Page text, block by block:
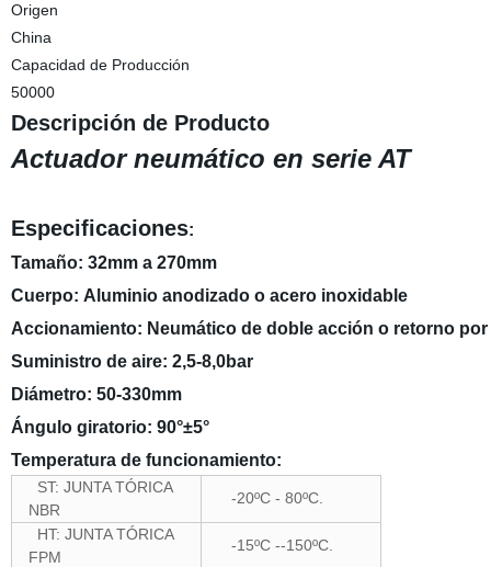
Origen
China
Capacidad de Producción
50000
Descripción de Producto
Actuador neumático en serie AT
Especificaciones:
Tamaño: 32mm a 270mm
Cuerpo: Aluminio anodizado o acero inoxidable
Accionamiento: Neumático de doble acción o retorno
Suministro de aire: 2,5-8,0bar
Diámetro: 50-330mm
Ángulo giratorio: 90°±5°
Temperatura de funcionamiento:
ST: JUNTA TÓRICA
NBR
-20ºC - 80ºC.
HT: JUNTA TÓRICA
FPM
-15ºC --150ºC.